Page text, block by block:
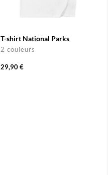
T-shirt National Parks
2 couleurs
29,90 €